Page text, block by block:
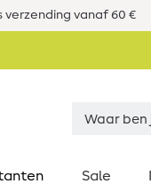
verzending vanaf 60 €
Sale